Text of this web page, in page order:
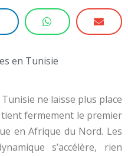
en Tunisie
ne laisse plus place
fermement le premier
en Afrique du Nord. Les
s’accélère, rien